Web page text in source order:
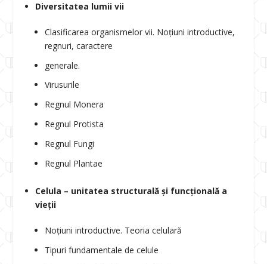
Diversitatea lumii vii
Clasificarea organismelor vii. Noțiuni introductive,
regnuri, caractere
generale.
Virusurile
Regnul Monera
Regnul Protista
Regnul Fungi
Regnul Plantae
Celula – unitatea structurală și funcțională a
vieții
Noțiuni introductive. Teoria celulară
Tipuri fundamentale de celule